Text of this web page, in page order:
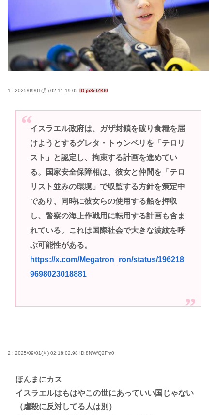
『ライザのアトリエ3』ウェディングドレス姿のライ
ザがフィギュア化キタ───(ﾟ∀ﾟ)───!!!!!
早稲田大生、複数名がゴールドカードのポイント詐
欺で無銭飲食
B’z「重いマーシャル運んでた腰の痛みまだ覚えてる
高市早苗さん、憧れのバンドを官邸に招き、自身の
若くて美人なママと親友の淫らな行為内容を毎回聞
かされる「女神の加護を受けしママのサーガ」3巻 今
ガチで “ママ” ブーム来てるよな
ポケカ資産が100万円超えた男の子www
【高市動画】こういうオスガキってどうやったら産
まれるの？
中国のメスガキ、民度が終わりすぎてる
Powered by livedoor 相互RSS
1 : 2025/09/01(月) 02:11:19.02 ID:j58elZKt0
イスラエル政府は、ガザ封鎖を破り食糧を届
けようとするグレタ・トゥンベリを「テロリ
スト」と認定し、拘束する計画を進めてい
る。国家安全保障相は、彼女と仲間を「テロ
リスト並みの環境」で収監する方針を策定中
であり、同時に彼女らの使用する船を押収
し、警察の海上作戦用に転用する計画も含ま
れている。これは国際社会で大きな波紋を呼
ぶ可能性がある。
https://x.com/Megatron_ron/status/196218
9698023018881
2 : 2025/09/01(月) 02:18:02.98 ID:8NWfQ2Fm0
ほんまにカス
イスラエルはもはやこの世にあっていい国じゃない
（虐殺に反対してる人は別）